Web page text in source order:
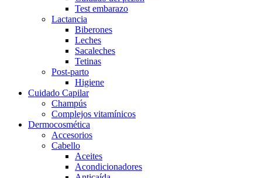
Test embarazo
Lactancia
Biberones
Leches
Sacaleches
Tetinas
Post-parto
Higiene
Cuidado Capilar
Champús
Complejos vitamínicos
Dermocosmética
Accesorios
Cabello
Aceites
Acondicionadores